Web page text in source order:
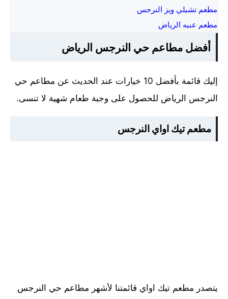
مطعم تشيلي ويز النرجس
مطعم عنبه الرياض
أفضل مطاعم حي النرجس الرياض
إليك قائمة بأفضل 10 خيارات عند الحديث عن مطاعم حي
النرجس الرياض للحصول على وجبة طعام شهية لا تنسى.
مطعم تيك اواي النرجس
يتصدر مطعم تيك اواي قائمتنا لأشهر مطاعم حي النرجس